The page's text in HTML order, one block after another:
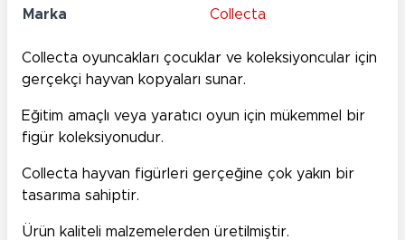
Marka Collecta
Collecta oyuncakları çocuklar ve koleksiyoncular için
gerçekçi hayvan kopyaları sunar.
Eğitim amaçlı veya yaratıcı oyun için mükemmel bir
figür koleksiyonudur.
Collecta hayvan figürleri gerçeğine çok yakın bir
tasarıma sahiptir.
Ürün kaliteli malzemelerden üretilmiştir.